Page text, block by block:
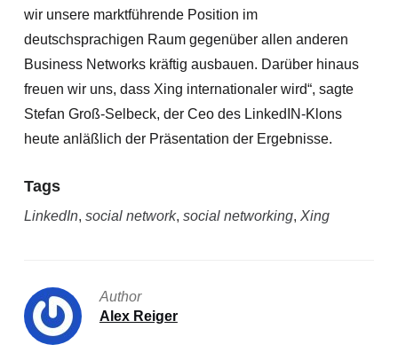
wir unsere marktführende Position im
deutschsprachigen Raum gegenüber allen anderen
Business Networks kräftig ausbauen. Darüber hinaus
freuen wir uns, dass Xing internationaler wird“, sagte
Stefan Groß-Selbeck, der Ceo des LinkedIN-Klons
heute anläßlich der Präsentation der Ergebnisse.
Tags
LinkedIn, social network, social networking, Xing
Author
Alex Reiger